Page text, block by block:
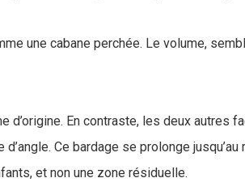
une cabane perchée. Le volume,
d’origine. En contraste, les deux autres
Ce bardage se prolonge jusqu’au
et non une zone résiduelle.